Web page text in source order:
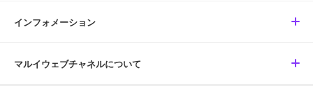
インフォメーション
マルイウェブチャネルについて